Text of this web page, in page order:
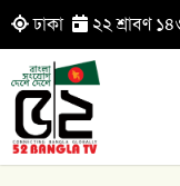
ঢাকা ২২ শ্রাবণ